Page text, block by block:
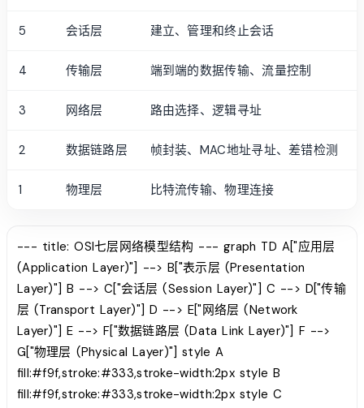
5 会话层 建立、管理和终止会话
4 传输层 端到端的数据传输、流量控制
3 网络层 路由选择、逻辑寻址
2 数据链路层 帧封装、MAC地址寻址、差错检测
1 物理层 比特流传输、物理连接
--- title: OSI七层网络模型结构 --- graph TD A["应用层
(Application Layer)"] --> B["表示层 (Presentation
Layer)"] B --> C["会话层 (Session Layer)"] C --> D["传输
层 (Transport Layer)"] D --> E["网络层 (Network
Layer)"] E --> F["数据链路层 (Data Link Layer)"] F -->
G["物理层 (Physical Layer)"] style A
fill:#f9f,stroke:#333,stroke-width:2px style B
fill:#f9f,stroke:#333,stroke-width:2px style C